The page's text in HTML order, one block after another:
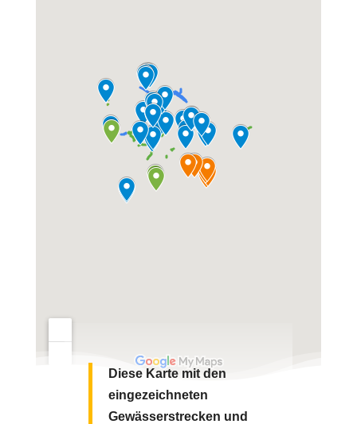
Diese Karte mit den
eingezeichneten
Gewässerstrecken und